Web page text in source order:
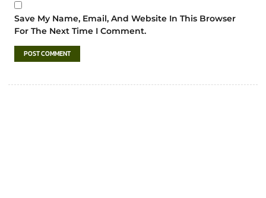
Save My Name, Email, And Website In This Browser
For The Next Time I Comment.